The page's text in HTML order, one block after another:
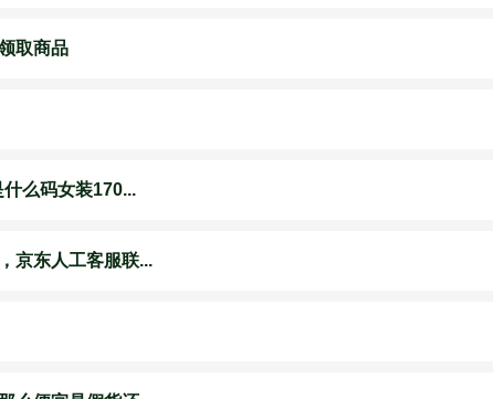
取商品
么码女装170...
京东人工客服联...